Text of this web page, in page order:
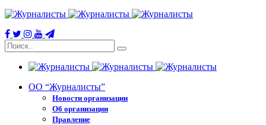
ОО “Журналисты”
Новости организации
Об организации
Правление